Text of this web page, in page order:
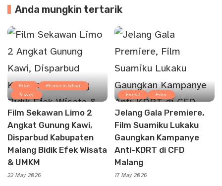
Anda mungkin tertarik
Film
Pemerintahan
Travel
Film Sekawan Limo 2
Angkat Gunung Kawi,
Disparbud Kabupaten
Malang Bidik Efek Wisata
& UMKM
22 May 2026
Event Film
Jelang Gala Premiere,
Film Suamiku Lukaku
Gaungkan Kampanye
Anti-KDRT di CFD
Malang
17 May 2026